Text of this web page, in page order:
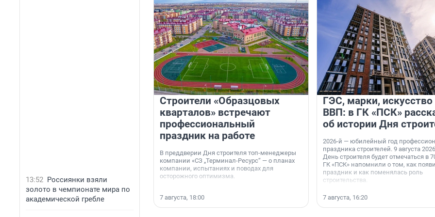
13:52 Россиянки взяли
золото в чемпионате мира по
академической гребле
Строители «Образцовых
кварталов» встречают
профессиональный
праздник на работе
В преддверии Дня строителя топ-менеджеры
компании «СЗ „Терминал-Ресурс“ — о планах
компании, испытаниях и поводах для
осторожного оптимизма.
7 августа, 18:00
ГЭС, марки, искусство
ВВП: в ГК «ПСК»
об истории Дня
2026-й — юбилейный год
праздника строителей. 9 августа
День строителя будет отмечаться в
ГК «ПСК» напомнили о том, как
праздник и как поменялась роль
строительства.
7 августа, 16:20